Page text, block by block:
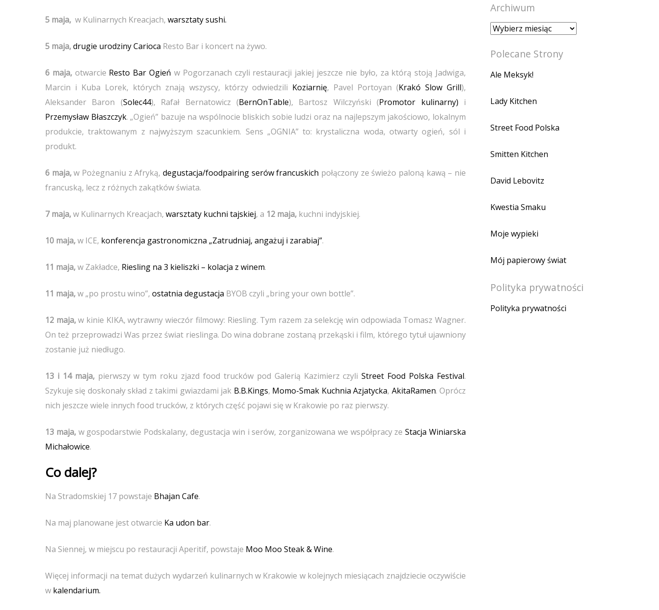
5 maja, w Kulinarnych Kreacjach, warsztaty sushi.
5 maja,drugie urodziny Carioca Resto Bar i koncert na żywo.
6 maja, otwarcie Resto Bar Ogień w Pogorzanach czyli restauracji jakiej jeszcze nie było, za którą stoją Jadwiga,
Marcin i Kuba Lorek, których znają wszyscy, którzy odwiedzili Koziarnię, Pavel Portoyan (Krakó Slow Grill),
Aleksander Baron (Solec44), Rafał Bernatowicz (BernOnTable), Bartosz Wilczyński (Promotor kulinarny) i
Przemysław Błaszczyk. „Ogień” bazuje na wspólnocie bliskich sobie ludzi oraz na najlepszym jakościowo, lokalnym
produkcie, traktowanym z najwyższym szacunkiem. Sens „OGNIA” to: krystaliczna woda, otwarty ogień, sól i
produkt.
6 maja,w Pożegnaniu z Afryką, degustacja/foodpairing serów francuskich połączony ze świeżo paloną kawą – nie
francuską, lecz z różnych zakątków świata.
7 maja,w Kulinarnych Kreacjach, warsztaty kuchni tajskiej, a 12 maja, kuchni indyjskiej.
10 maja,w ICE, konferencja gastronomiczna „Zatrudniaj, angażuj i zarabiaj”.
11 maja,w Zakładce, Riesling na 3 kieliszki – kolacja z winem.
11 maja,w „po prostu wino”, ostatnia degustacja BYOB czyli „bring your own bottle”.
12 maja,w kinie KIKA, wytrawny wieczór filmowy: Riesling. Tym razem za selekcję win odpowiada Tomasz Wagner.
On też przeprowadzi Was przez świat rieslinga. Do wina dobrane zostaną przekąski i film, którego tytuł ujawniony
zostanie już niedługo.
13 i 14 maja, pierwszy w tym roku zjazd food trucków pod Galerią Kazimierz czyliStreet Food Polska Festival.
Szykuje się doskonały skład z takimi gwiazdami jak B.B.Kings, Momo-Smak Kuchnia Azjatycka, AkitaRamen. Oprócz
nich jeszcze wiele innych food trucków, z których część pojawi się w Krakowie po raz pierwszy.
13 maja, w gospodarstwie Podskalany, degustacja win i serów, zorganizowana we współpracy zeStacja Winiarska
Michałowice.
Co dalej?
Na Stradomskiej 17 powstaje Bhajan Cafe.
Na maj planowane jest otwarcie Ka udon bar.
Na Siennej, w miejscu po restauracji Aperitif, powstaje Moo Moo Steak & Wine.
Więcej informacji na temat dużych wydarzeń kulinarnych w Krakowie w kolejnych miesiącach znajdziecie oczywiście
w kalendarium.
Archiwum
Archiwum
Polecane Strony
Ale Meksyk!
Lady Kitchen
Street Food Polska
Smitten Kitchen
David Lebovitz
Kwestia Smaku
Moje wypieki
Mój papierowy świat
Polityka prywatności
Polityka prywatności